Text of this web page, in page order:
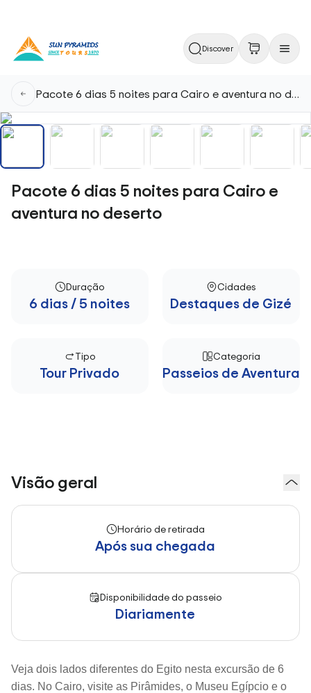
Discover
Pacote 6 dias 5 noites para Cairo e aventura no deserto
Pacote 6 dias 5 noites para Cairo e
aventura no deserto
Duração
6 dias / 5 noites
Cidades
Destaques de Gizé
Tipo
Tour Privado
Categoria
Passeios de Aventura
Visão geral
Horário de retirada
Após sua chegada
Disponibilidade do passeio
Diariamente
Veja dois lados diferentes do Egito nesta excursão de 6
dias. No Cairo, visite as Pirâmides, o Museu Egípcio e o